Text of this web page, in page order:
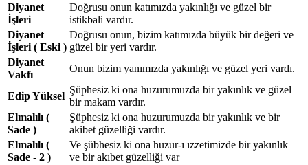
Diyanet
İşleri
Doğrusu onun katımızda yakınlığı ve güzel bir
istikbali vardır.
Diyanet
İşleri ( Eski )
Doğrusu onun, bizim katımızda büyük bir değeri ve
güzel bir yeri vardır.
Diyanet
Vakfı
Onun bizim yanımızda yakınlığı ve güzel yeri vardı.
Edip Yüksel
Şüphesiz ki ona huzurumuzda bir yakınlık ve güzel
bir makam vardır.
Elmalılı (
Sade )
Şüphesiz ki ona huzurumuzda bir yakınlık ve bir
akibet güzelliği vardır.
Elmalılı (
Sade - 2 )
Ve şübhesiz ki ona huzur-ı ızzetimizde bir yakınlık
ve bir akıbet güzelliği var